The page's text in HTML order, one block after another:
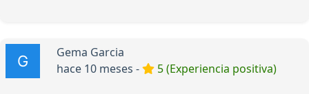
Gema Garcia
hace 10 meses -
5 (Experiencia positiva)